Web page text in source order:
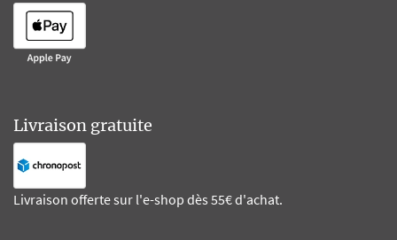
Livraison gratuite
Livraison offerte sur l'e-shop dès 55€ d'achat.